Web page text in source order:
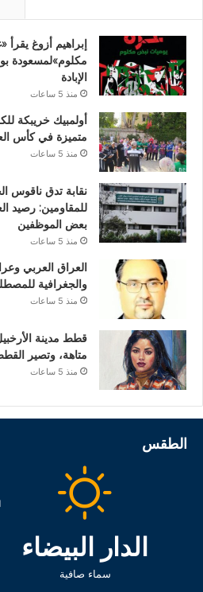
إبراهيم أزوغ
مكلوم»لمسعودة
الإبادة
منذ 5 ساعات
أولمبيك خريبكة
متميزة في كأس
منذ 5 ساعات
نقابة تدق ناقوس
بعض الموظفين
منذ 5 ساعات
العراق العربي
والجغرافية
منذ 5 ساعات
قطط مدينة
متاهة، وتصير
منذ 5 ساعات
الطقس
الدار البيضاء
سماء صافية